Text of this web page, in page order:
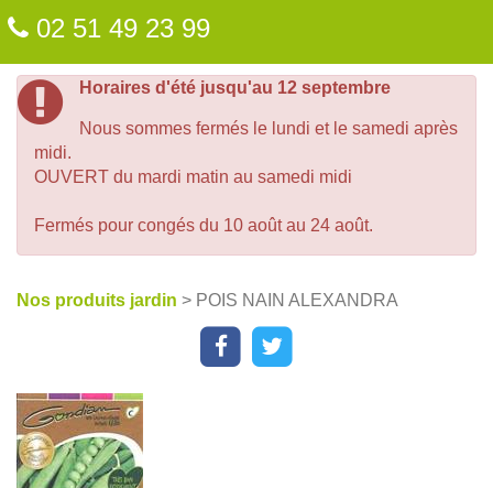
02 51 49 23 99
Horaires d'été jusqu'au 12 septembre
Nous sommes fermés le lundi et le samedi après
midi.
OUVERT du mardi matin au samedi midi
Fermés pour congés du 10 août au 24 août.
Nos produits jardin > POIS NAIN ALEXANDRA